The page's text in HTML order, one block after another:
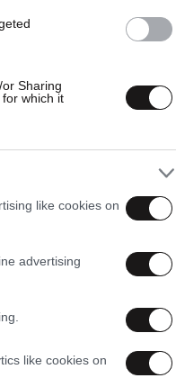
Sharing
which it
like cookies on
advertising
like cookies on